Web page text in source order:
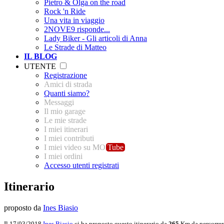
Pietro & Olga on the road
Rock 'n Ride
Una vita in viaggio
2NOVE9 risponde...
Lady Biker - Gli articoli di Anna
Le Strade di Matteo
IL BLOG
UTENTE
Registrazione
Amici di strada
Quanti siamo?
Messaggi
Il mio garage
Le mie strade
I miei itinerari
I miei contributi
I miei video su MO Tube
I miei ordini
Accesso utenti registrati
Itinerario
proposto da Ines Biasio